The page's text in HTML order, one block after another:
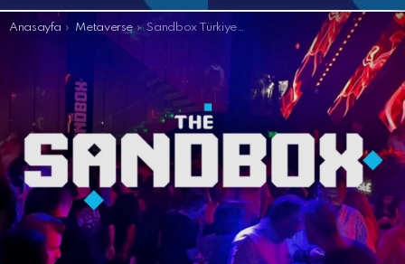
Buradasınız:
Anasayfa Metaverse Sandbox Türkiye Daveti